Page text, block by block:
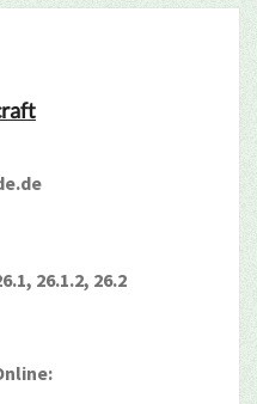
26.1.2, 26.2